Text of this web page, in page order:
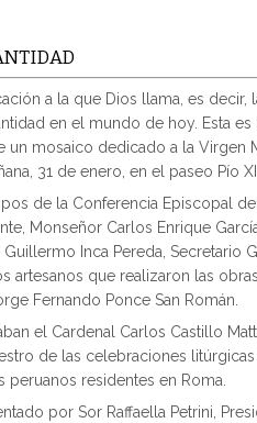
a la que Dios llama, es decir,
en el mundo de hoy. Esta
mosaico dedicado a la Virgen
31 de enero, en el paseo Pío
de la Conferencia Episcopal
Monseñor Carlos Enrique
Inca Pereda, Secretario
artesanos que realizaron las
Fernando Ponce San Román.
el Cardenal Carlos Castillo
de las celebraciones
residentes en Roma.
por Sor Raffaella Petrini,